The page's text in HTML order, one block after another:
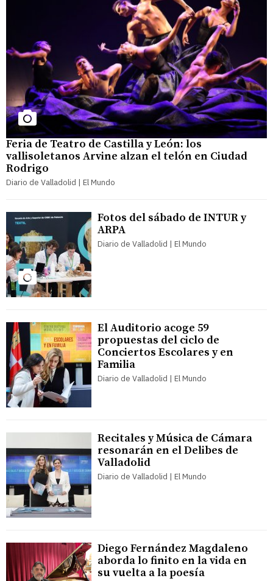
Feria de Teatro de Castilla y León: los
vallisoletanos Arvine alzan el telón en Ciudad
Rodrigo
Diario de Valladolid | El Mundo
Fotos del sábado de INTUR y
ARPA
Diario de Valladolid | El Mundo
El Auditorio acoge 59
propuestas del ciclo de
Conciertos Escolares y en
Familia
Diario de Valladolid | El Mundo
Recitales y Música de Cámara
resonarán en el Delibes de
Valladolid
Diario de Valladolid | El Mundo
Diego Fernández Magdaleno
aborda lo finito en la vida en
su vuelta a la poesía